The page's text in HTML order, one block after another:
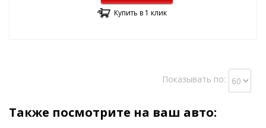
Купить в 1 клик
Показывать по:
Также посмотрите на ваш авто: